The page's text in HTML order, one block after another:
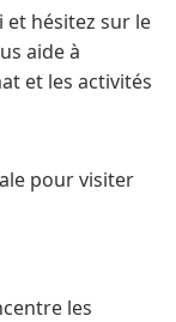
et hésitez sur le
aide à
et les activités
pour visiter
les